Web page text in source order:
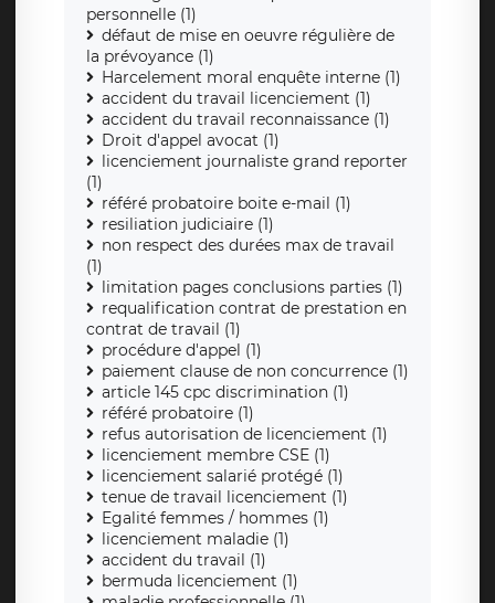
personnelle (1)
défaut de mise en oeuvre régulière de
la prévoyance (1)
Harcelement moral enquête interne (1)
accident du travail licenciement (1)
accident du travail reconnaissance (1)
Droit d'appel avocat (1)
licenciement journaliste grand reporter
(1)
référé probatoire boite e-mail (1)
resiliation judiciaire (1)
non respect des durées max de travail
(1)
limitation pages conclusions parties (1)
requalification contrat de prestation en
contrat de travail (1)
procédure d'appel (1)
paiement clause de non concurrence (1)
article 145 cpc discrimination (1)
référé probatoire (1)
refus autorisation de licenciement (1)
licenciement membre CSE (1)
licenciement salarié protégé (1)
tenue de travail licenciement (1)
Egalité femmes / hommes (1)
licenciement maladie (1)
accident du travail (1)
bermuda licenciement (1)